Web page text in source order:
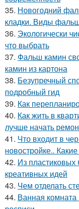
35. Новогодний
кладки. Виды
36. Экологически
что выбрать
37. Фальш камин
камин из картона
38. Безупречный
подробный гид
39. Как
40. Как жить в
лучше начать
41. Что входит в
новостройке..
42. Из
креативных идей
43. Чем отделать
44. Ванная